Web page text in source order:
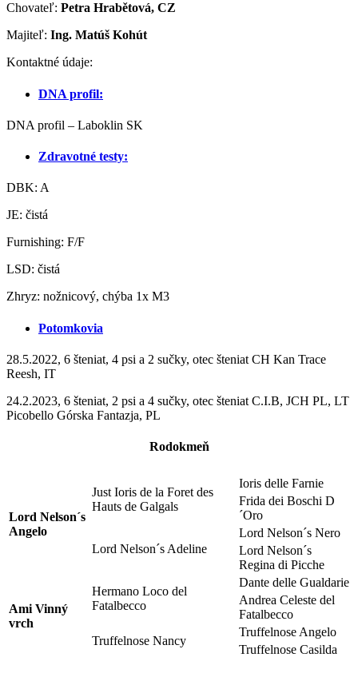
Chovateľ: Petra Hrabětová, CZ
Majiteľ: Ing. Matúš Kohút
Kontaktné údaje:
DNA profil:
DNA profil – Laboklin SK
Zdravotné testy:
DBK: A
JE: čistá
Furnishing: F/F
LSD: čistá
Zhryz: nožnicový, chýba 1x M3
Potomkovia
28.5.2022, 6 šteniat, 4 psi a 2 sučky, otec šteniat CH Kan Trace
Reesh, IT
24.2.2023, 6 šteniat, 2 psi a 4 sučky, otec šteniat C.I.B, JCH PL, LT
Picobello Górska Fantazja, PL
Rodokmeň
Lord Nelson´s
Angelo
Just Ioris de la Foret des
Hauts de Galgals
Ioris delle Farnie
Frida dei Boschi D
´Oro
Lord Nelson´s Adeline
Lord Nelson´s Nero
Lord Nelson´s
Regina di Picche
Ami Vinný
vrch
Hermano Loco del
Fatalbecco
Dante delle Gualdarie
Andrea Celeste del
Fatalbecco
Truffelnose Nancy
Truffelnose Angelo
Truffelnose Casilda